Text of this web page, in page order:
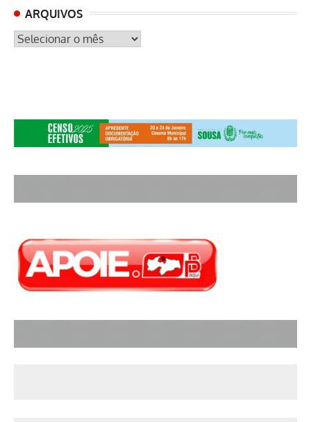
ARQUIVOS
ARQUIVOS